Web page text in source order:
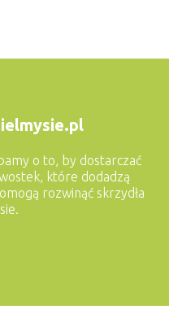
o to, by dostarczać
które dodadzą
rozwinąć skrzydła